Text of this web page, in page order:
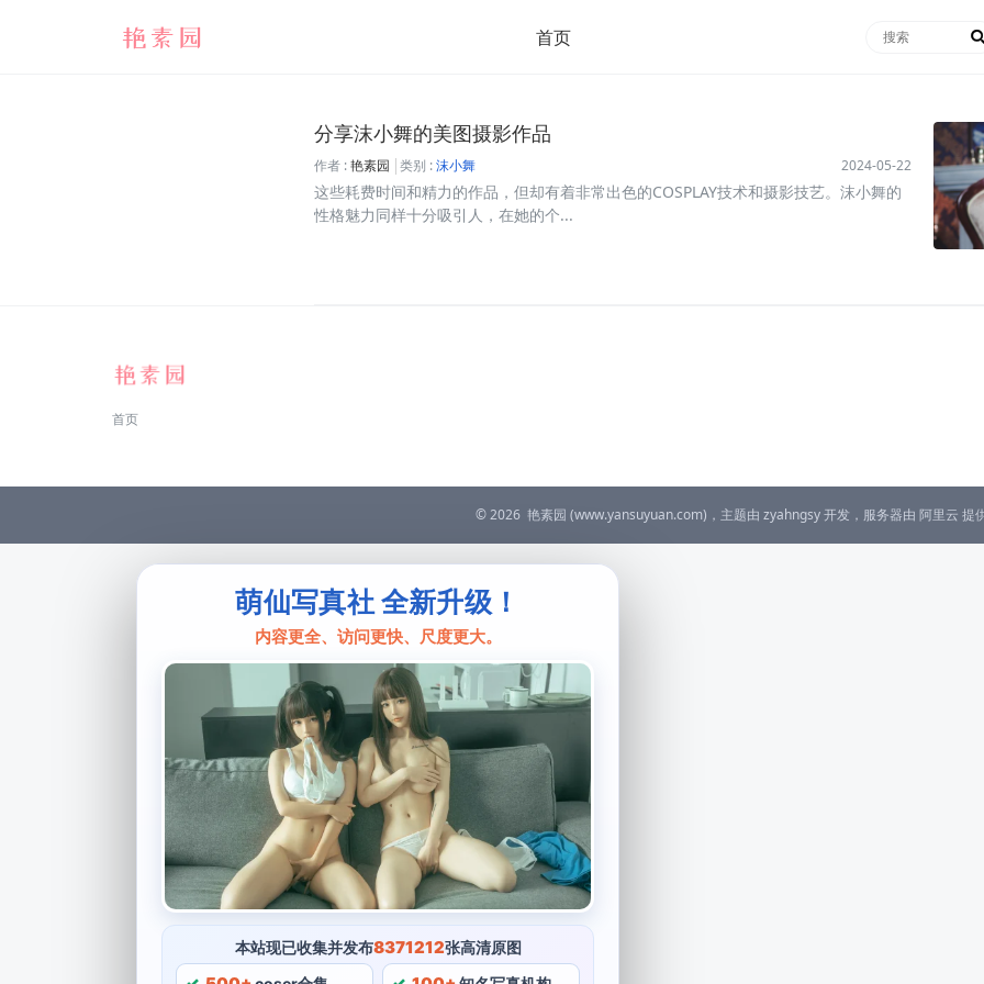
首页
分享沫小舞的美图摄影作品
作者 :艳素园 类别 :沫小舞 2024-05-22
这些耗费时间和精力的作品，但却有着非常出色的COSPLAY技术和摄影技艺。沫小舞的
性格魅力同样十分吸引人，在她的个...
首页
© 2026 艳素园 (www.yansuyuan.com)，主题由 zyahngsy 开发，服务器由 阿里云 提
萌仙写真社 全新升级！
内容更全、访问更快、尺度更大。
本站现已收集并发布8371212张高清原图